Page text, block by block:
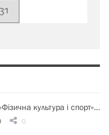
31
культура і спорт»…
0